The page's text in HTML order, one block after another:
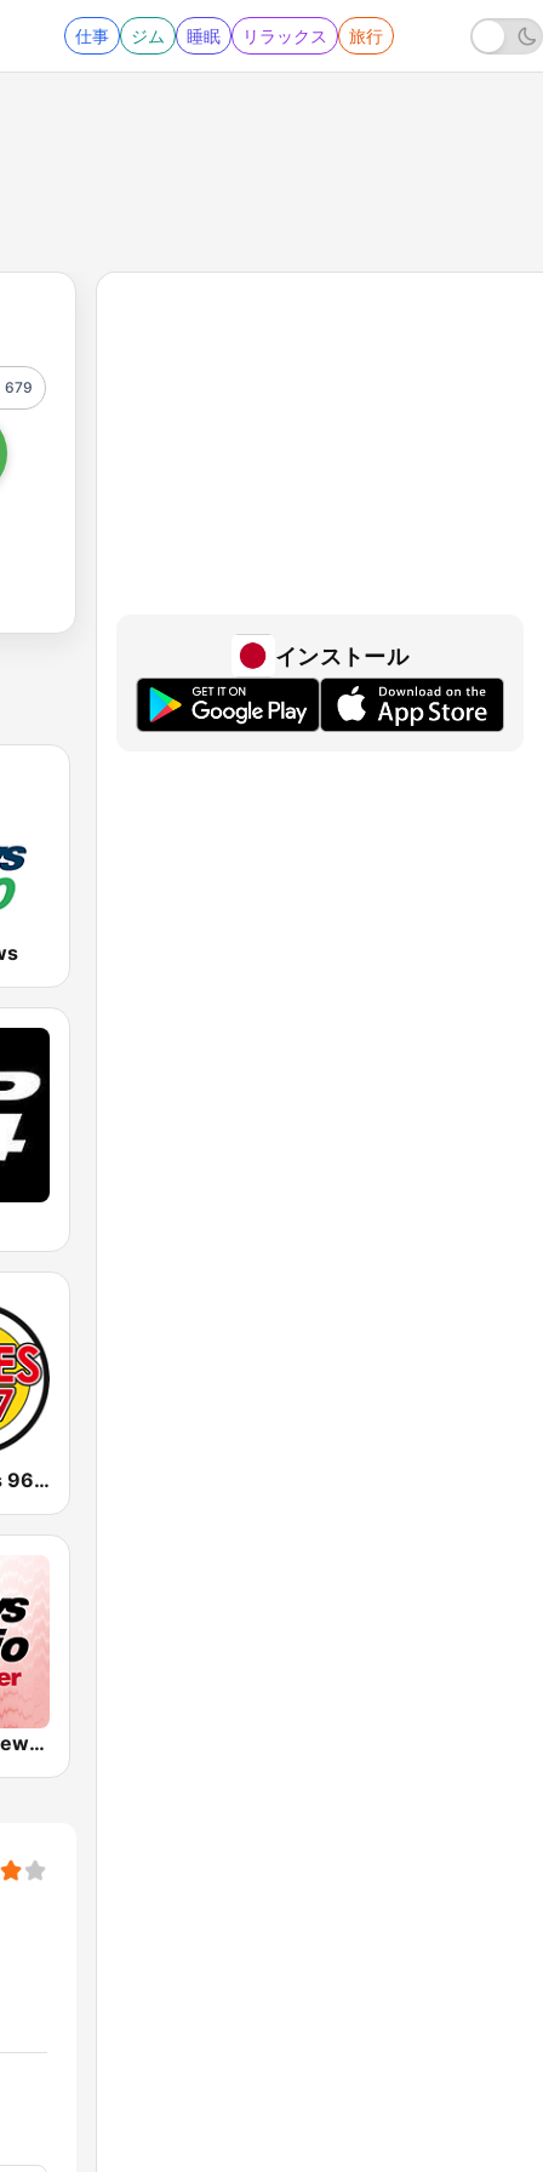
仕事 ジム 睡眠 リラックス 旅行
679
CJWV Oldies 96.7 FM
CKWX City News Vancouver
インストール